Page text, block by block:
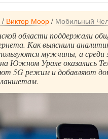
/ Виктор Моор / Мобильный
области поддержали
Как выяснили
мужчины, а среди
Южном Урале оказались
5G режим и добавляют